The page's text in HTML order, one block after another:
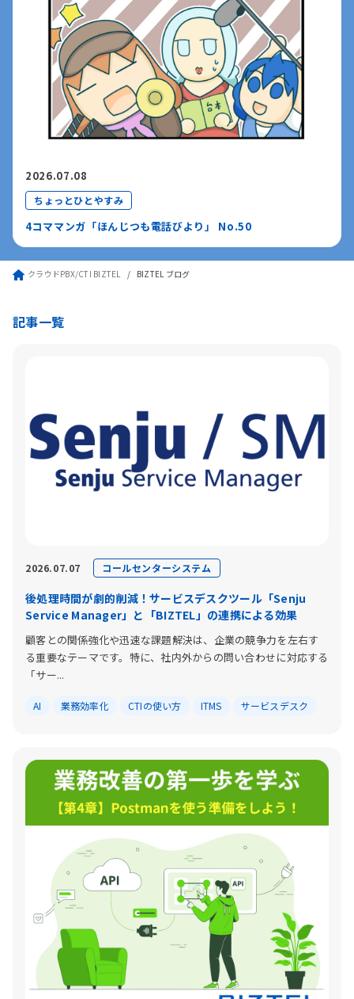
2026.07.08
ちょっとひとやすみ
4コママンガ「ほんじつも電話びより」 No.50
クラウドPBX/CTI BIZTEL BIZTEL ブログ
記事一覧
2026.07.07 コールセンターシステム
後処理時間が劇的削減！サービスデスクツール「Senju
Service Manager」と「BIZTEL」の連携による効果
顧客との関係強化や迅速な課題解決は、企業の競争力を左右す
る重要なテーマです。特に、社内外からの問い合わせに対応する
「サー...
AI 業務効率化 CTIの使い方 ITMS サービスデスク